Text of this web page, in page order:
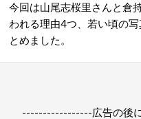
今回は山尾志桜里さんと倉
われる理由4つ、若い頃の
とめました。
-----------------広告の後